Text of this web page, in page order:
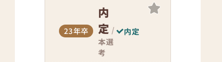
く。結果通知...
23年卒
内
定 /
本選
考
内定